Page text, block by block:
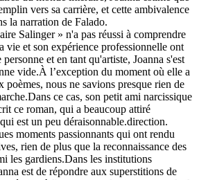
vers sa carrière, et cette ambivalence
la narration de Falado.
Salinger » n'a pas réussi à comprendre
vie et son expérience professionnelle ont
et en tant qu'artiste, Joanna s'est
vide.À l’exception du moment où elle a
nous ne savions presque rien de
ce cas, son petit ami narcissique
ce roman, qui a beaucoup attiré
est un peu déraisonnable.direction.
moments passionnants qui ont rendu
rien de plus que la reconnaissance des
les gardiens.Dans les institutions
est de répondre aux superstitions de